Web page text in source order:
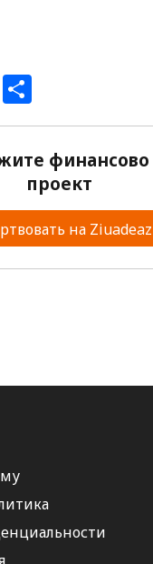
WhatsApp
проект
на